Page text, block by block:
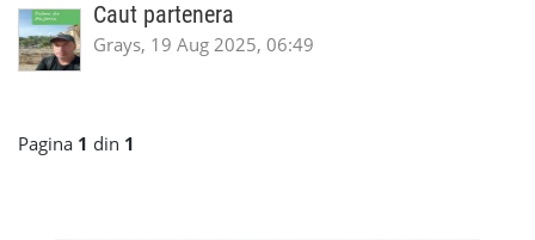
Caut partenera
Grays, 19 Aug 2025, 06:49
Pagina 1 din 1